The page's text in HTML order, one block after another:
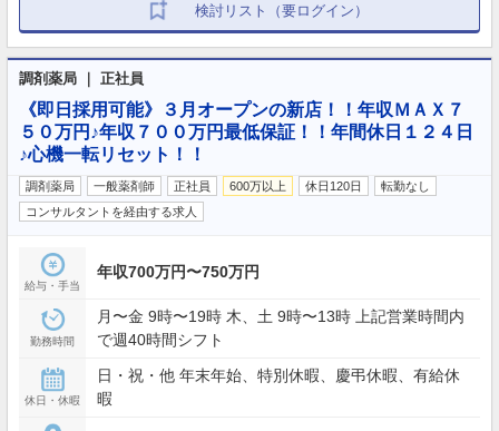
検討リスト（要ログイン）
調剤薬局 ｜ 正社員
《即日採用可能》３月オープンの新店！！年収ＭＡＸ７
５０万円♪年収７００万円最低保証！！年間休日１２４日
♪心機一転リセット！！
調剤薬局 一般薬剤師 正社員 600万以上 休日120日
転勤なし
コンサルタントを経由する求人
給与・手当
年収700万円〜750万円
勤務時間
月〜金 9時〜19時 木、土 9時〜13時 上記営業時間内
で週40時間シフト
休日・休暇
日・祝・他 年末年始、特別休暇、慶弔休暇、有給休
暇